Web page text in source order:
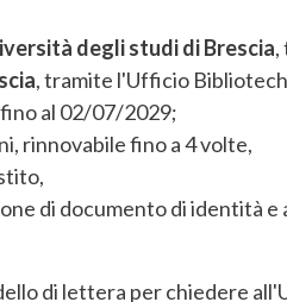
degli studi di Brescia,
, tramite l'Ufficio
al 02/07/2029;
rinnovabile fino a 4 volte,
di documento di identità
di lettera per chiedere